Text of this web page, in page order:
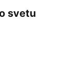
svetu